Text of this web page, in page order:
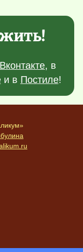
Вконтакте, в
и в Постиле!